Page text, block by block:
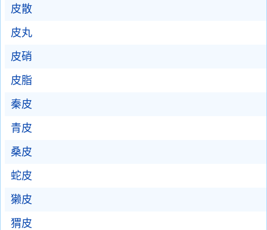
皮散
皮丸
皮硝
皮脂
秦皮
青皮
桑皮
蛇皮
獭皮
猬皮